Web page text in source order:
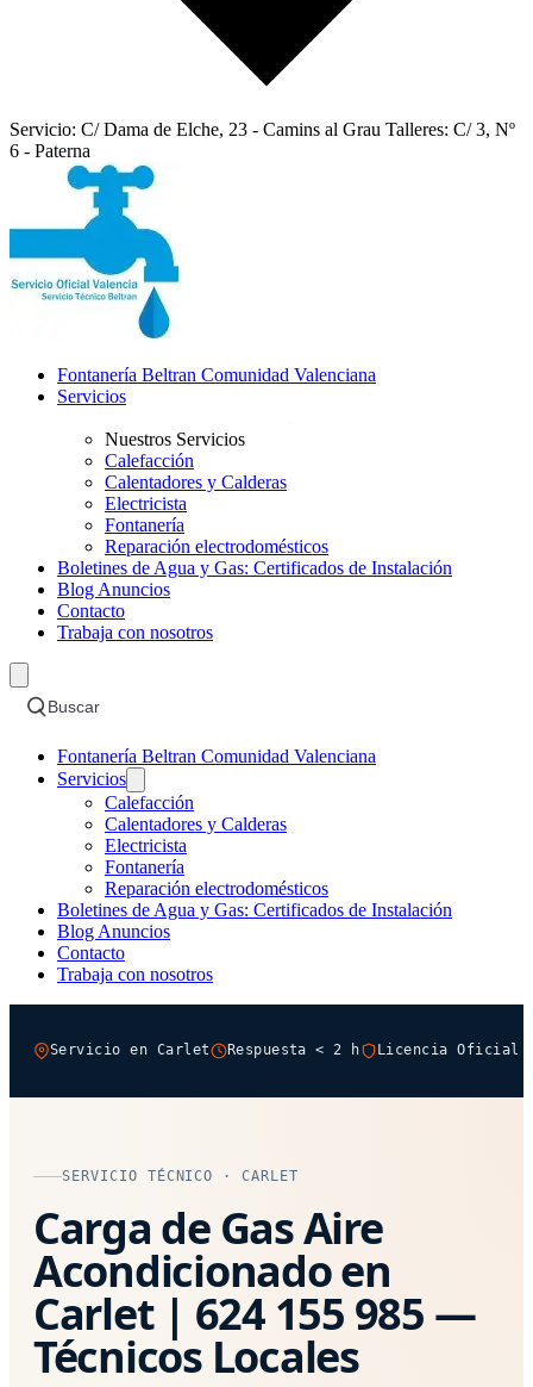
Servicio: C/ Dama de Elche, 23 - Camins al Grau Talleres: C/ 3, Nº
6 - Paterna
Fontanería Beltran Comunidad Valenciana
Servicios
Nuestros Servicios
Calefacción
Calentadores y Calderas
Electricista
Fontanería
Reparación electrodomésticos
Boletines de Agua y Gas: Certificados de Instalación
Blog Anuncios
Contacto
Trabaja con nosotros
Buscar
Fontanería Beltran Comunidad Valenciana
Servicios
Calefacción
Calentadores y Calderas
Electricista
Fontanería
Reparación electrodomésticos
Boletines de Agua y Gas: Certificados de Instalación
Blog Anuncios
Contacto
Trabaja con nosotros
Servicio en Carlet Respuesta < 2 h Licencia Oficial
SERVICIO TÉCNICO · CARLET
Carga de Gas Aire
Acondicionado en
Carlet | 624 155 985 —
Técnicos Locales